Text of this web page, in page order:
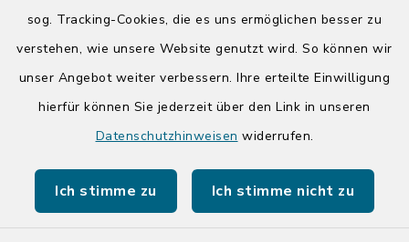
sog. Tracking-Cookies, die es uns ermöglichen besser zu
verstehen, wie unsere Website genutzt wird. So können wir
unser Angebot weiter verbessern. Ihre erteilte Einwilligung
hierfür können Sie jederzeit über den Link in unseren
Datenschutzhinweisen widerrufen.
Ich stimme zu Ich stimme nicht zu
Donnerstag zusätzlich:
14:00-17:00 Uhr
Quicklinks
Tourist-Info der Stadt Bad Segeberg